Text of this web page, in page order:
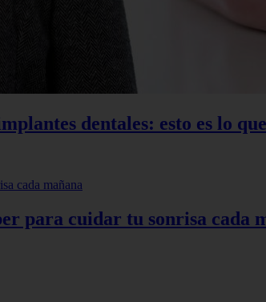
dentales: esto es lo
para cuidar tu sonrisa cada